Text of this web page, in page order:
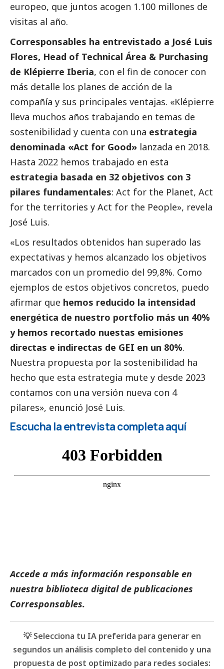
europeo, que juntos acogen 1.100 millones de
visitas al año.
Corresponsables ha entrevistado a José Luis
Flores, Head of Technical Área & Purchasing
de Klépierre Iberia, con el fin de conocer con
más detalle los planes de acción de la
compañía y sus principales ventajas. «Klépierre
lleva muchos años trabajando en temas de
sostenibilidad y cuenta con una estrategia
denominada «Act for Good» lanzada en 2018.
Hasta 2022 hemos trabajado en esta
estrategia basada en 32 objetivos con 3
pilares fundamentales: Act for the Planet, Act
for the territories y Act for the People», revela
José Luis.
«Los resultados obtenidos han superado las
expectativas y hemos alcanzado los objetivos
marcados con un promedio del 99,8%. Como
ejemplos de estos objetivos concretos, puedo
afirmar que hemos reducido la intensidad
energética de nuestro portfolio más un 40%
y hemos recortado nuestas emisiones
directas e indirectas de GEI en un 80%.
Nuestra propuesta por la sostenibilidad ha
hecho que esta estrategia mute y desde 2023
contamos con una versión nueva con 4
pilares», enunció José Luis.
Escucha la entrevista completa aquí
Accede a más información responsable en
nuestra biblioteca digital de publicaciones
Corresponsables.
💡 Selecciona tu IA preferida para generar en
segundos un análisis completo del contenido y una
propuesta de post optimizado para redes sociales: